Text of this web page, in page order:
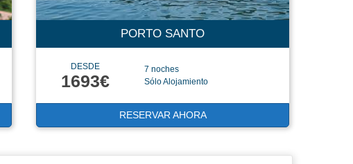
PORTO SANTO
DESDE
1693€
7 noches
Sólo Alojamiento
RESERVAR AHORA